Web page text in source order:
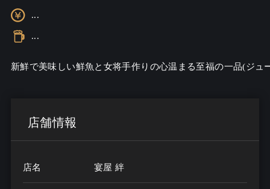
...
...
新鮮で美味しい鮮魚と女将手作りの心温まる至福の一品(ジ
店舗情報
店名 宴屋 絆